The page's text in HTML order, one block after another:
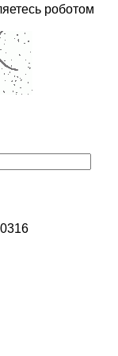
роботом